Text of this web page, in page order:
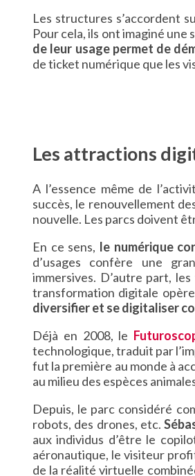
Les structures s’accordent
Pour cela, ils ont imaginé
de leur usage permet de
de ticket numérique que les
Les attractions
A l’essence même de
succès, le renouvellement
nouvelle. Les parcs doivent
En ce sens, le numérique
d’usages confère une
immersives. D’autre part,
transformation digitale
diversifier et se digitaliser
Déjà en 2008, le
technologique, traduit par
fut la première au monde à
au milieu des espèces
Depuis, le parc considéré
robots, des drones, etc.
aux individus d’être le
aéronautique, le visiteur
de la réalité virtuelle